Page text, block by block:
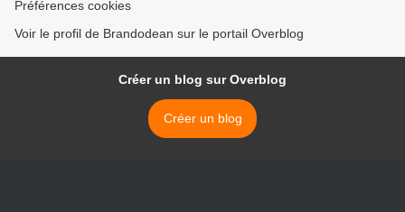
Préférences cookies
Voir le profil de Brandodean sur le portail Overblog
Créer un blog sur Overblog
Créer un blog